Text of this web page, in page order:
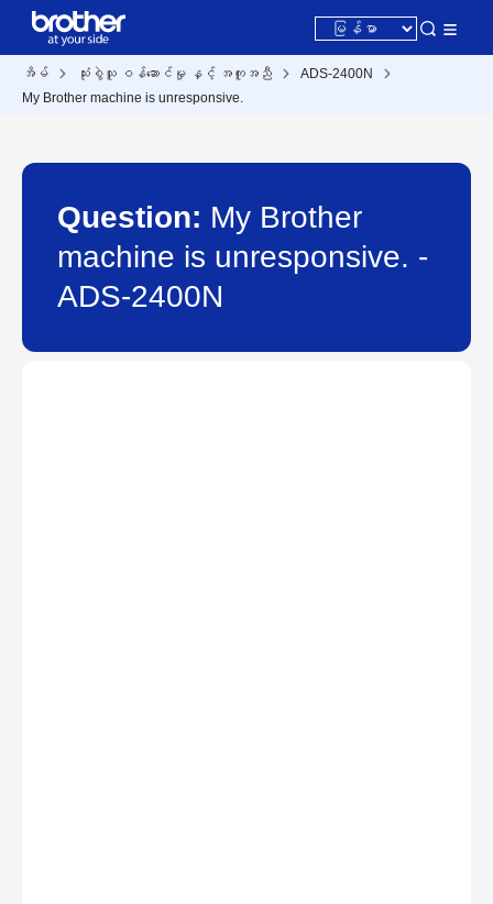
အိမ် သုံးစွဲသူ ဝန်ဆောင်မှု နှင့် အကူအညီ
ADS-2400N
My Brother machine is unresponsive.
Question: My Brother
machine is unresponsive. -
ADS-2400N